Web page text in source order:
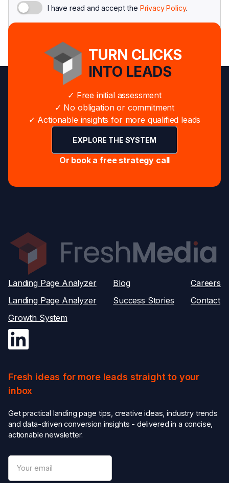
I have read and accept the Privacy Policy.
TURN CLICKS
INTO LEADS
✓ Free initial assessment
✓ No obligation or commitment
✓ Actionable insights for more qualified leads
EXPLORE THE SYSTEM
Or book a free strategy call
Landing Page Analyzer
Landing Page Analyzer
Growth System
Blog
Success Stories
Careers
Contact
Fresh ideas for more leads straight to your
inbox
Get practical landing page tips, creative ideas, industry trends
and data-driven conversion insights - delivered in a concise,
actionable newsletter.